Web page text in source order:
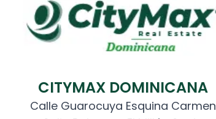
CITYMAX DOMINICANA
Calle Guarocuya Esquina Carmen